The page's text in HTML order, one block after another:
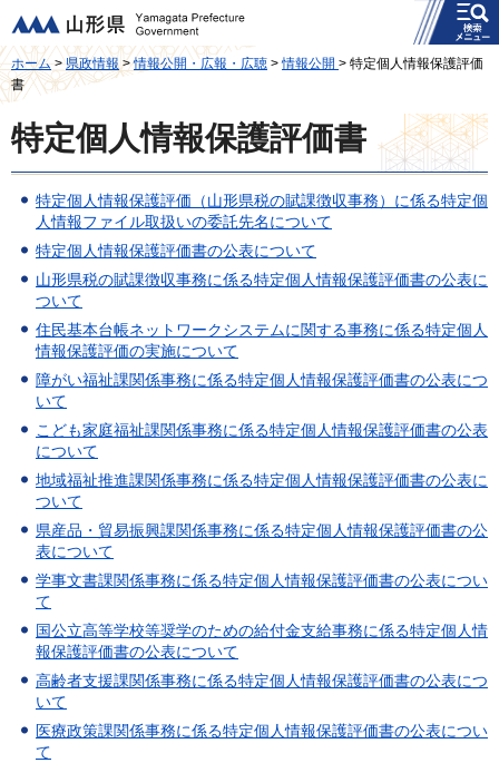
山形県
メニュー
ホーム>県政情報>情報公開・広報・広聴 >情報公開 > 特定個人情報保護評価
書
特定個人情報保護評価書
特定個人情報保護評価（山形県税の賦課徴収事務）に係る特定個
人情報ファイル取扱いの委託先名について
特定個人情報保護評価書の公表について
山形県税の賦課徴収事務に係る特定個人情報保護評価書の公表に
ついて
住民基本台帳ネットワークシステムに関する事務に係る特定個人
情報保護評価の実施について
障がい福祉課関係事務に係る特定個人情報保護評価書の公表につ
いて
こども家庭福祉課関係事務に係る特定個人情報保護評価書の公表
について
地域福祉推進課関係事務に係る特定個人情報保護評価書の公表に
ついて
県産品・貿易振興課関係事務に係る特定個人情報保護評価書の公
表について
学事文書課関係事務に係る特定個人情報保護評価書の公表につい
て
国公立高等学校等奨学のための給付金支給事務に係る特定個人情
報保護評価書の公表について
高齢者支援課関係事務に係る特定個人情報保護評価書の公表につ
いて
医療政策課関係事務に係る特定個人情報保護評価書の公表につい
て